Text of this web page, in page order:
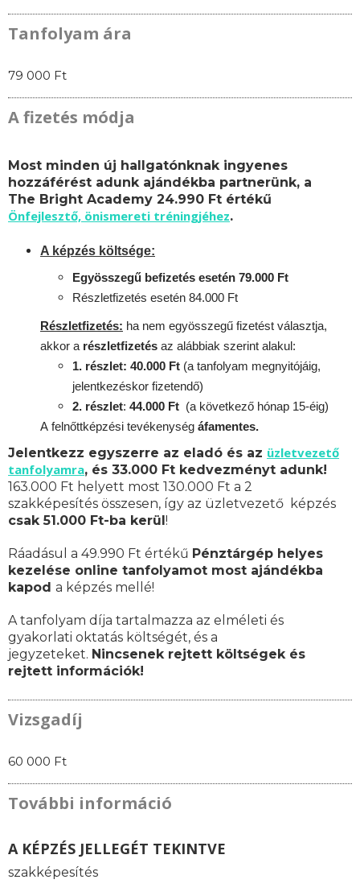
Tanfolyam ára
79 000 Ft
A fizetés módja
Most minden új hallgatónknak ingyenes
hozzáférést adunk ajándékba partnerünk, a
The Bright Academy 24.990 Ft értékű
Önfejlesztő, önismereti tréningjéhez.
A képzés költsége:
Egyösszegű befizetés esetén 79.000 Ft
Részletfizetés esetén 84.000 Ft
Részletfizetés: ha nem egyösszegű fizetést választja,
akkor a részletfizetés az alábbiak szerint alakul:
1. részlet: 40.000 Ft (a tanfolyam megnyitójáig,
jelentkezéskor fizetendő)
2. részlet: 44.000 Ft (a következő hónap 15-éig)
A felnőttképzési tevékenység áfamentes.
Jelentkezz egyszerre az eladó és az üzletvezető
tanfolyamra, és 33.000 Ft kedvezményt adunk!
163.000 Ft helyett most 130.000 Ft a 2
szakképesítés összesen, így az üzletvezető képzés
csak 51.000 Ft-ba kerül !
Ráadásul a 49.990 Ft értékű Pénztárgép helyes
kezelése online tanfolyamot most ajándékba
kapod a képzés mellé!
A tanfolyam díja tartalmazza az elméleti és
gyakorlati oktatás költségét, és a
jegyzeteket. Nincsenek rejtett költségek és
rejtett információk!
Vizsgadíj
60 000 Ft
További információ
A KÉPZÉS JELLEGÉT TEKINTVE
szakképesítés